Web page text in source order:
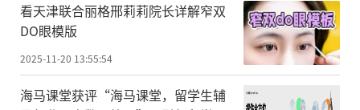
看天津联合丽格邢莉莉院长详解窄双
DO眼模版
2025-11-20 13:55:54
海马课堂获评“海马课堂，留学生辅